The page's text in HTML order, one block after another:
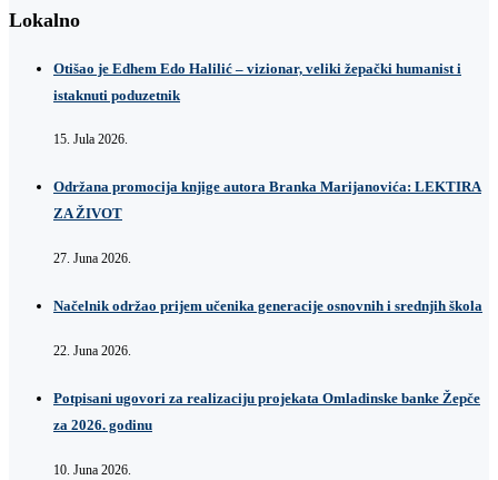
Lokalno
Otišao je Edhem Edo Halilić – vizionar, veliki žepački humanist i
istaknuti poduzetnik
15. Jula 2026.
Održana promocija knjige autora Branka Marijanovića: LEKTIRA
ZA ŽIVOT
27. Juna 2026.
Načelnik održao prijem učenika generacije osnovnih i srednjih škola
22. Juna 2026.
Potpisani ugovori za realizaciju projekata Omladinske banke Žepče
za 2026. godinu
10. Juna 2026.